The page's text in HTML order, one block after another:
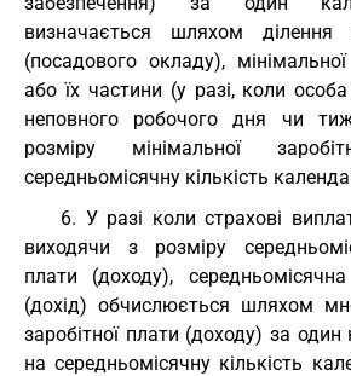
визначається шляхом ділення
(посадового окладу),
або їх частини (у разі, коли
неповного робочого дня чи
розміру мінімальної
середньомісячну кількість
6. У разі коли страхові
виходячи з розміру
плати (доходу),
(дохід) обчислюється шляхом
заробітної плати (доходу) за
на середньомісячну кількість